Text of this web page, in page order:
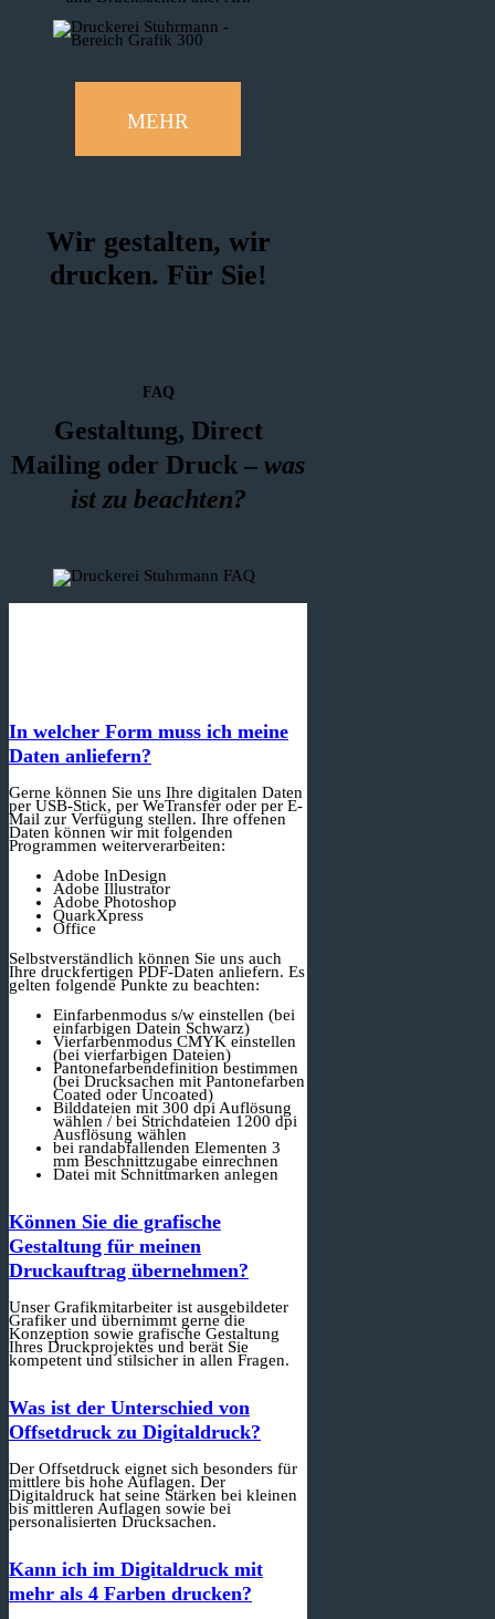
MEHR
Wir gestalten, wir
drucken. Für Sie!
FAQ
Gestaltung, Direct
Mailing oder Druck – was
ist zu beachten?
In welcher Form muss ich meine
Daten anliefern?
Gerne können Sie uns Ihre digitalen Daten
per USB-Stick, per WeTransfer oder per E-
Mail zur Verfügung stellen. Ihre offenen
Daten können wir mit folgenden
Programmen weiterverarbeiten:
Adobe InDesign
Adobe Illustrator
Adobe Photoshop
QuarkXpress
Office
Selbstverständlich können Sie uns auch
Ihre druckfertigen PDF-Daten anliefern. Es
gelten folgende Punkte zu beachten:
Einfarbenmodus s/w einstellen (bei
einfarbigen Datein Schwarz)
Vierfarbenmodus CMYK einstellen
(bei vierfarbigen Dateien)
Pantonefarbendefinition bestimmen
(bei Drucksachen mit Pantonefarben
Coated oder Uncoated)
Bilddateien mit 300 dpi Auflösung
wählen / bei Strichdateien 1200 dpi
Ausflösung wählen
bei randabfallenden Elementen 3
mm Beschnittzugabe einrechnen
Datei mit Schnittmarken anlegen
Können Sie die grafische
Gestaltung für meinen
Druckauftrag übernehmen?
Unser Grafikmitarbeiter ist ausgebildeter
Grafiker und übernimmt gerne die
Konzeption sowie grafische Gestaltung
Ihres Druckprojektes und berät Sie
kompetent und stilsicher in allen Fragen.
Was ist der Unterschied von
Offsetdruck zu Digitaldruck?
Der Offsetdruck eignet sich besonders für
mittlere bis hohe Auflagen. Der
Digitaldruck hat seine Stärken bei kleinen
bis mittleren Auflagen sowie bei
personalisierten Drucksachen.
Kann ich im Digitaldruck mit
mehr als 4 Farben drucken?